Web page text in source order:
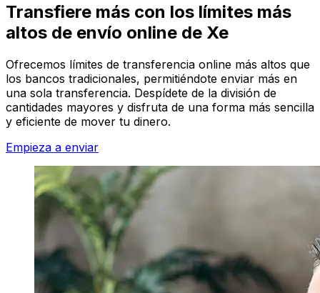
Transfiere más con los límites más
altos de envío online de Xe
Ofrecemos límites de transferencia online más altos que
los bancos tradicionales, permitiéndote enviar más en
una sola transferencia. Despídete de la división de
cantidades mayores y disfruta de una forma más sencilla
y eficiente de mover tu dinero.
Empieza a enviar